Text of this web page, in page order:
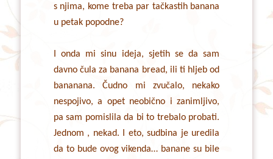
s njima, kome treba par tačkastih banana
u petak popodne?
I onda mi sinu ideja, sjetih se da sam
davno čula za banana bread, ili ti hljeb od
bananana. Čudno mi zvučalo, nekako
nespojivo, a opet neobično i zanimljivo,
pa sam pomislila da bi to trebalo probati.
Jednom , nekad. I eto, sudbina je uredila
da to bude ovog vikenda… banane su bile